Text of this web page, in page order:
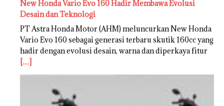
New Honda Vario Evo 160 Hadir Membawa Evolusi
Desain dan Teknologi
PT Astra Honda Motor (AHM) meluncurkan New Honda
Vario Evo 160 sebagai generasi terbaru skutik 160cc yang
hadir dengan evolusi desain, warna dan diperkaya fitur
[…]